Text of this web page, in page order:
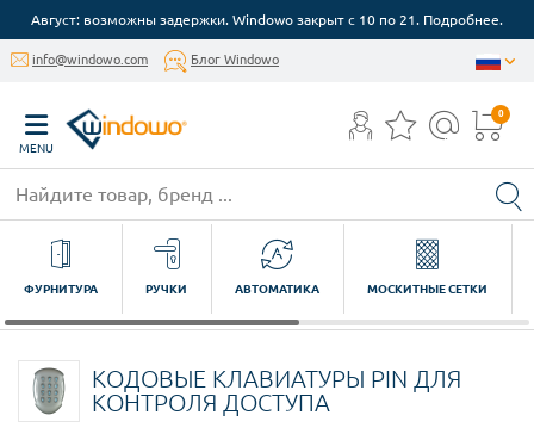
Август: возможны задержки. Windowo закрыт с 10 по 21. Подробнее.
info@windowo.com Блог Windowo
MENU
0
ФУРНИТУРА РУЧКИ АВТОМАТИКА МОСКИТНЫЕ СЕТКИ
КОДОВЫЕ КЛАВИАТУРЫ PIN ДЛЯ
КОНТРОЛЯ ДОСТУПА